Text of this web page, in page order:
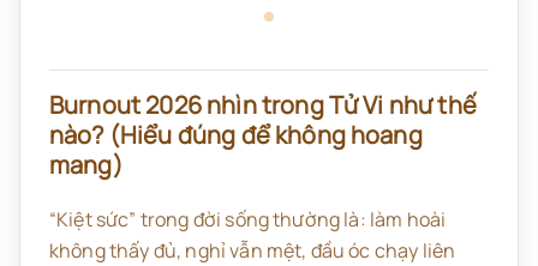
Burnout 2026 nhìn trong Tử Vi như thế
nào? (Hiểu đúng để không hoang
mang)
“Kiệt sức” trong đời sống thường là: làm hoài
không thấy đủ, nghỉ vẫn mệt, đầu óc chạy liên